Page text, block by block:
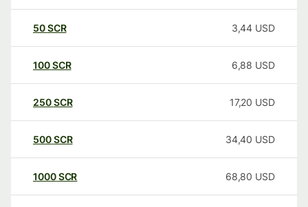
50SCR 3,44 USD
100SCR 6,88 USD
250SCR 17,20 USD
500SCR 34,40 USD
1000SCR 68,80 USD